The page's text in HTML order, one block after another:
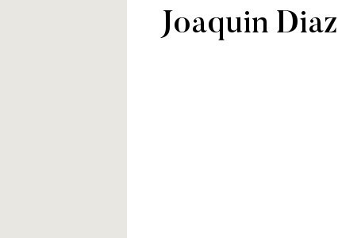
Joaquin Diaz